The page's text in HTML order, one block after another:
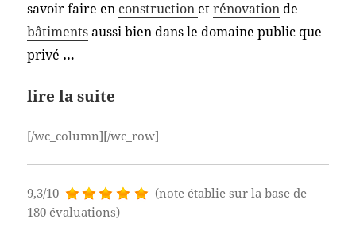
savoir faire en construction etrénovationde
bâtimentsaussi bien dans le domaine public que
privé …
lire la suite
[/wc_column][/wc_row]
9,3/10
(note établie sur la base de
180 évaluations)